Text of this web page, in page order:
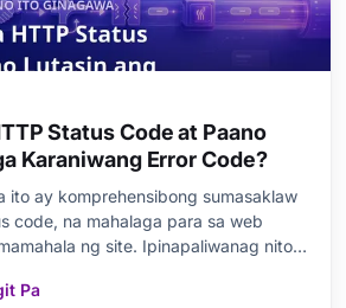
Status Code at Paano
Karaniwang Error Code?
ito ay komprehensibong sumasaklaw
code, na mahalaga para sa web
ng site. Ipinapaliwanag nito
at ang kanilang mga sitwasyon sa
Pa